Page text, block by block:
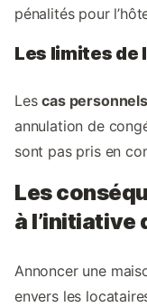
pénalités pour
Les limites de
Lescas personnels
annulation de
sont pas pris en
Les
à l’initiative
Annoncer une
envers les